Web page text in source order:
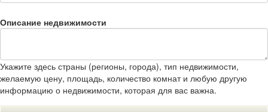
Описание недвижимости
Укажите здесь страны (регионы, города), тип недвижимости,
желаемую цену, площадь, количество комнат и любую другую
информацию о недвижимости, которая для вас важна.